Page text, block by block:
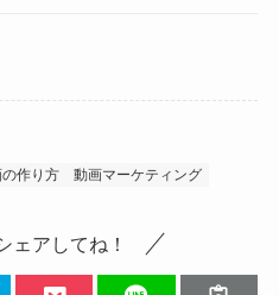
作り方 動画マーケティング
ェアしてね！